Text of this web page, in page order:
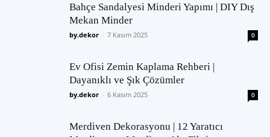
Bahçe Sandalyesi Minderi Yapımı | DIY Dış
Mekan Minder
by.dekor - 7 Kasım 2025 0
Ev Ofisi Zemin Kaplama Rehberi |
Dayanıklı ve Şık Çözümler
by.dekor - 6 Kasım 2025 0
Merdiven Dekorasyonu | 12 Yaratıcı